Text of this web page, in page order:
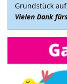
Grundstück
Vielen Dank